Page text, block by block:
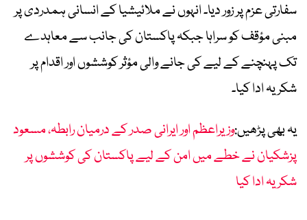
سفارتی عزم پر زور دیا۔ انہوں نے ملائیشیا کے انسانی ہمدردی پر
مبنی مؤقف کو سراہا جبکہ پاکستان کی جانب سے معاہدے
تک پہنچنے کے لیے کی جانے والی مؤثر کوششوں اور اقدام پر
شکریہ ادا کیا۔
یہ بھی پڑھیں:وزیراعظم اور ایرانی صدر کے درمیان رابطہ، مسعود
پزشکیان نے خطے میں امن کے لیے پاکستان کی کوششوں پر
شکریہ ادا کیا